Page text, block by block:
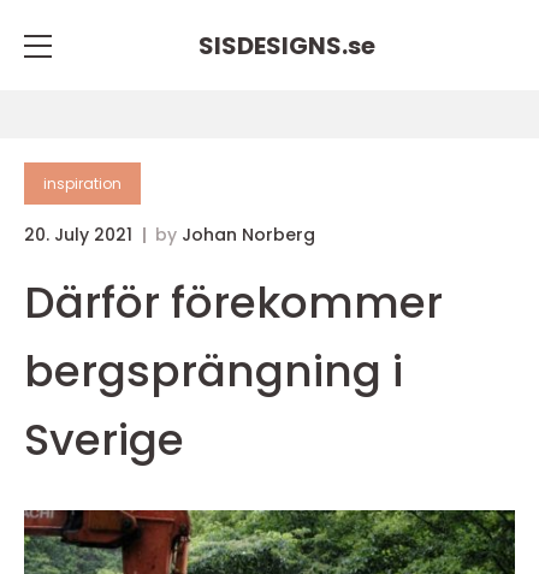
SISDESIGNS.se
inspiration
20. July 2021 by Johan Norberg
Därför förekommer
bergsprängning i
Sverige